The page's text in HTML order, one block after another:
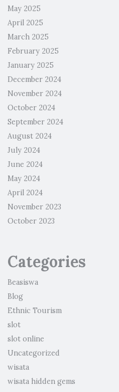
May 2025
April 2025
March 2025
February 2025
January 2025
December 2024
November 2024
October 2024
September 2024
August 2024
July 2024
June 2024
May 2024
April 2024
November 2023
October 2023
Categories
Beasiswa
Blog
Ethnic Tourism
slot
slot online
Uncategorized
wisata
wisata hidden gems